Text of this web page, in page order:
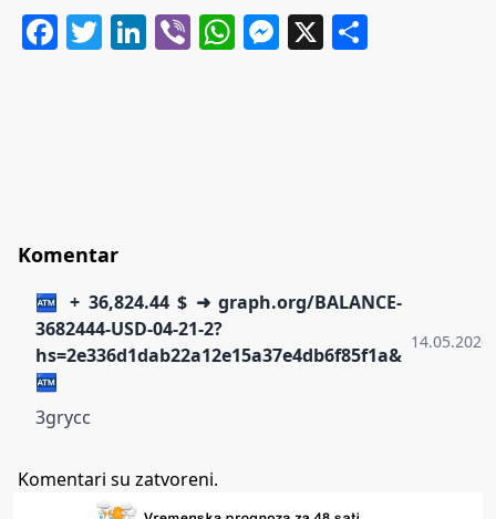
Facebook
Twitter
LinkedIn
ViberWhatsApp
Messenger
X
Komentar
🏧 + 36,824.44 $ ➜ graph.org/BALANCE-
3682444-USD-04-21-2?
hs=2e336d1dab22a12e15a37e4db6f85f1a&
🏧
14.05.2026.
3grycc
Komentari su zatvoreni.